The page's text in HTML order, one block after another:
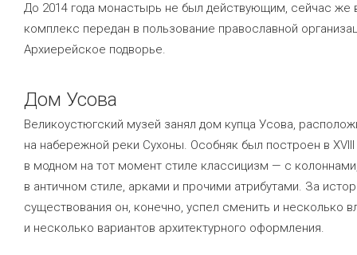
До 2014 года монастырь не был действующим, сейчас же
комплекс передан в пользование православной
Архиерейское подворье.
Дом Усова
Великоустюгский музей занял дом купца Усова,
на набережной реки Сухоны. Особняк был построен в
в модном на тот момент стиле классицизм — с
в античном стиле, арками и прочими атрибутами. За
существования он, конечно, успел сменить и несколько
и несколько вариантов архитектурного оформления.